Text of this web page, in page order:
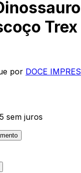
por DOCE
sem juros